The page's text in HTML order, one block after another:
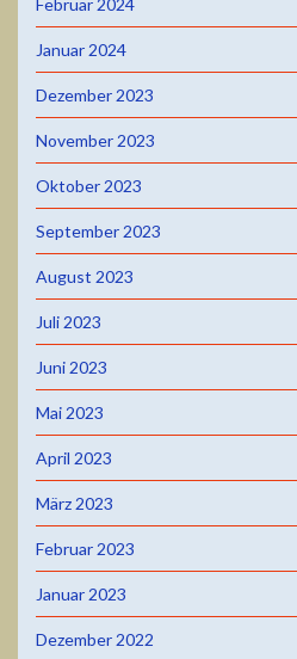
Februar 2024
Januar 2024
Dezember 2023
November 2023
Oktober 2023
September 2023
August 2023
Juli 2023
Juni 2023
Mai 2023
April 2023
März 2023
Februar 2023
Januar 2023
Dezember 2022